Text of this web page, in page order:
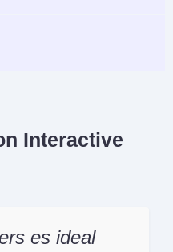
Interactive
es ideal